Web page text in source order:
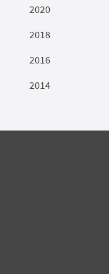
2020
2018
2016
2014